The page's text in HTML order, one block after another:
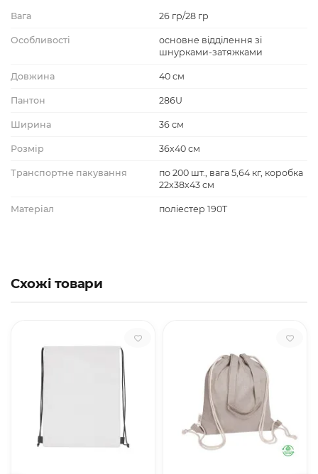
Вага 26 гр/28 гр
Особливості
основне відділення зі
шнурками-затяжками
Довжина 40 см
Пантон 286U
Ширина 36 см
Розмір 36х40 см
Транспортне пакування
по 200 шт., вага 5,64 кг, коробка
22х38х43 см
Матеріал поліестер 190T
Схожі товари